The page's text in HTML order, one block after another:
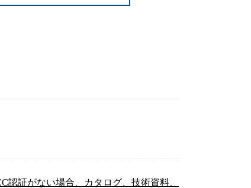
認証がない場合、カタログ、技術資料、